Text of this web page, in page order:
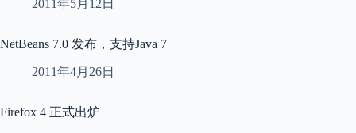
2011年5月12日
NetBeans 7.0 发布，支持Java 7
2011年4月26日
Firefox 4 正式出炉